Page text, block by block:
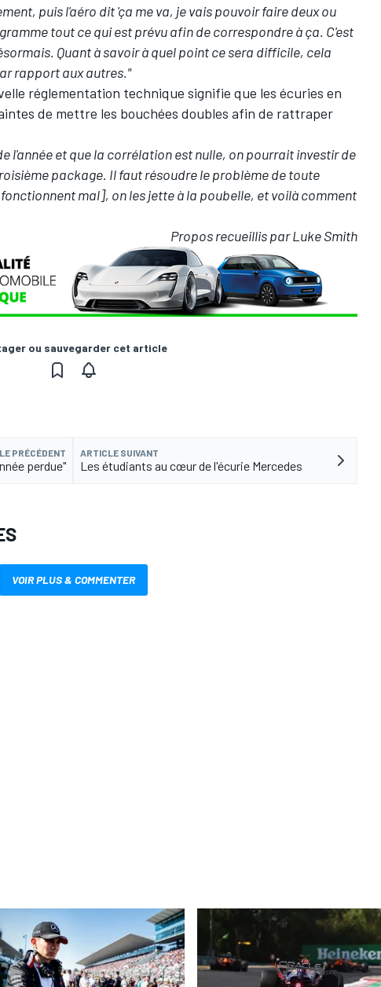
puis l'aéro dit 'ça me va, je vais pouvoir faire deux ou
tout ce qui est prévu afin de correspondre à ça. C'est
Quant à savoir à quel point ce sera difficile, cela
rapport aux autres."
réglementation technique signifie que les écuries en
de mettre les bouchées doubles afin de rattraper
l'année et que la corrélation est nulle, on pourrait investir de
package. Il faut résoudre le problème de toute
mal], on les jette à la poubelle, et voilà comment
Propos recueillis par Luke Smith
ou sauvegarder cet article
PRÉCÉDENT
perdue"
ARTICLE SUIVANT
Les étudiants au cœur de l'écurie Mercedes
VOIR PLUS & COMMENTER